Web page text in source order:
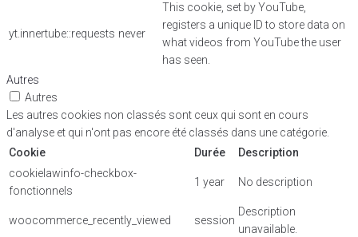
yt.innertube::requests never
This cookie, set by YouTube,
registers a unique ID to store data on
what videos from YouTube the user
has seen.
Autres
Autres
Les autres cookies non classés sont ceux qui sont en cours
d'analyse et qui n'ont pas encore été classés dans une catégorie.
Cookie
Durée
Description
cookielawinfo-checkbox-
fonctionnels
1 year No description
woocommerce_recently_viewed session
Description
unavailable.